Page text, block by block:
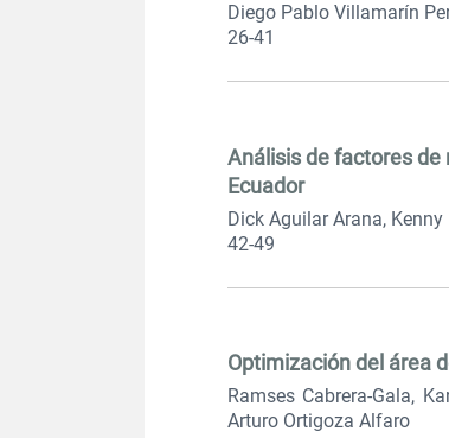
Diego Pablo Villamarín
26-41
Análisis de factores de
Ecuador
Dick Aguilar Arana,
42-49
Optimización del área
Ramses Cabrera-Gala,
Arturo Ortigoza Alfaro